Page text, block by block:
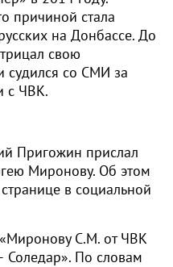
причиной стала
на Донбассе. До
свою
судился со СМИ за
с ЧВК.
Пригожин прислал
Миронову. Об этом
в социальной
С.М. от ЧВК
Соледар». По словам